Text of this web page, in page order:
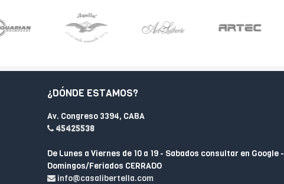
¿DÓNDE ESTAMOS?
Av. Congreso 3394, CABA
45425538
De Lunes a Viernes de 10 a 19 - Sabados consultar en Google -
Domingos/Feriados CERRADO
info@casalibertella.com